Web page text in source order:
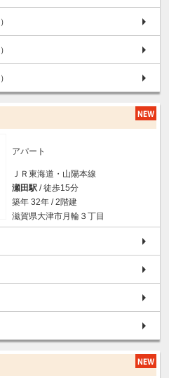
）
）
）
アパート
ＪＲ東海道・山陽本線
瀬田駅 / 徒歩15分
築年 32年 / 2階建
滋賀県大津市月輪３丁目